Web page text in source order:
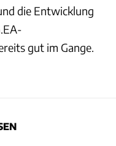
die Entwicklung
gut im Gange.